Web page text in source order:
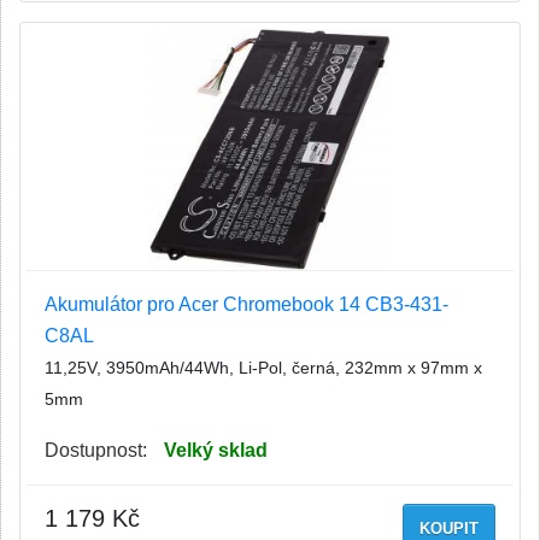
Akumulátor pro Acer Chromebook 14 CB3-431-
C8AL
11,25V, 3950mAh/44Wh, Li-Pol, černá, 232mm x 97mm x
5mm
Dostupnost: Velký sklad
KOUPIT
1 179 Kč